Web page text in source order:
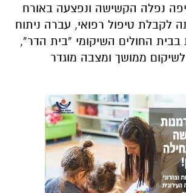
נפלה הקשישה ונפצעה באורח
לקבלת טיפול רפואי, עברה ניתוח
החולים השיקומי “בית הדר”,
ממושך ומצבה מוגדר